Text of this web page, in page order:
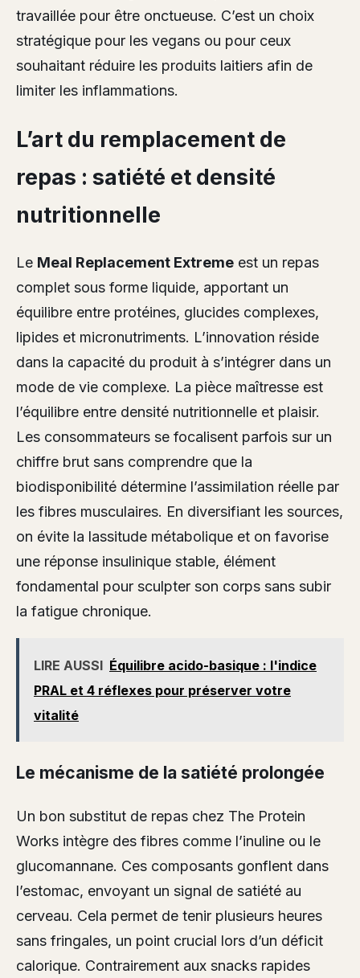
travaillée pour être onctueuse. C’est un choix
stratégique pour les vegans ou pour ceux
souhaitant réduire les produits laitiers afin de
limiter les inflammations.
L’art du remplacement de
repas : satiété et densité
nutritionnelle
Le Meal Replacement Extreme est un repas
complet sous forme liquide, apportant un
équilibre entre protéines, glucides complexes,
lipides et micronutriments. L’innovation réside
dans la capacité du produit à s’intégrer dans un
mode de vie complexe. La pièce maîtresse est
l’équilibre entre densité nutritionnelle et plaisir.
Les consommateurs se focalisent parfois sur un
chiffre brut sans comprendre que la
biodisponibilité détermine l’assimilation réelle par
les fibres musculaires. En diversifiant les sources,
on évite la lassitude métabolique et on favorise
une réponse insulinique stable, élément
fondamental pour sculpter son corps sans subir
la fatigue chronique.
LIRE AUSSI Équilibre acido-basique : l'indice
PRAL et 4 réflexes pour préserver votre
vitalité
Le mécanisme de la satiété prolongée
Un bon substitut de repas chez The Protein
Works intègre des fibres comme l’inuline ou le
glucomannane. Ces composants gonflent dans
l’estomac, envoyant un signal de satiété au
cerveau. Cela permet de tenir plusieurs heures
sans fringales, un point crucial lors d’un déficit
calorique. Contrairement aux snacks rapides